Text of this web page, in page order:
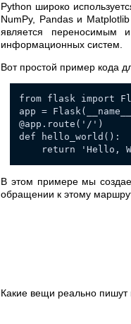
Python широко
NumPy, Pandas и
является переносимым
информационных систем.
Вот простой пример кода
from flask import
app =
@app.route('/')
def hello_world():
return 'Hello,
В этом примере мы
обращении к этому
Какие вещи реально пишут